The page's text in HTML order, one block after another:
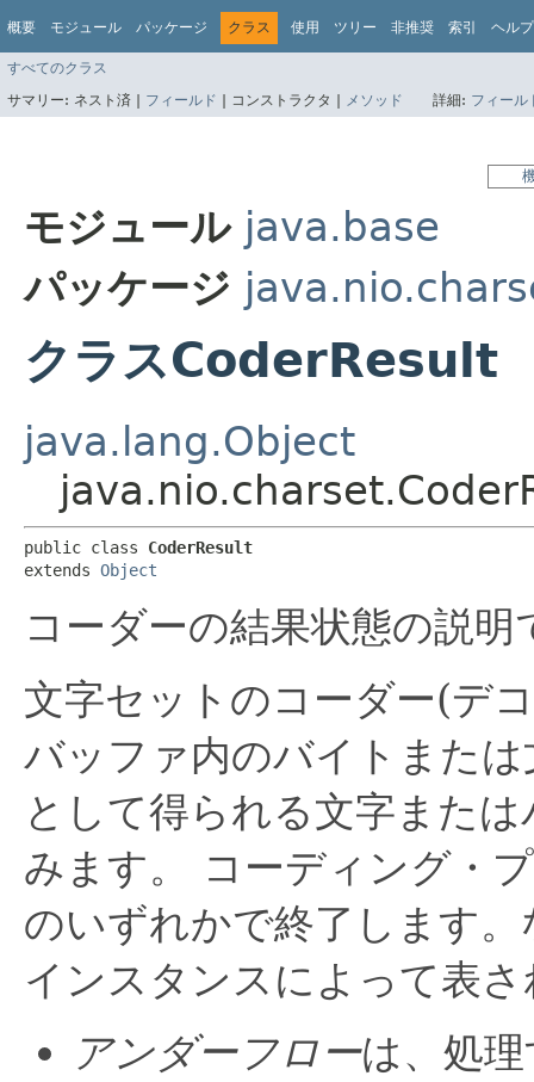
概要 モジュール パッケージ クラス 使用 ツリー 非推奨 索引 ヘルプ
すべてのクラス
サマリー: ネスト済 | フィールド | コンストラクタ | メソッド 詳細: フィール
モジュール java.base
パッケージ
クラスCoderResult
java.lang.Object
public class CoderResult
extends Object
コーダーの結果状態の説明
文字セットのコーダー(デ
バッファ内のバイトまた
として得られる文字また
みます。
コーディング・
のいずれかで終了します
インスタンスによって表
アンダーフローは、処